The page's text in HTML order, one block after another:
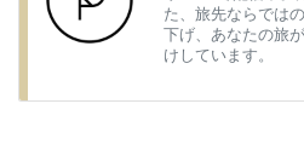
た、旅先ならでは
下げ、あなたの旅
けしています。